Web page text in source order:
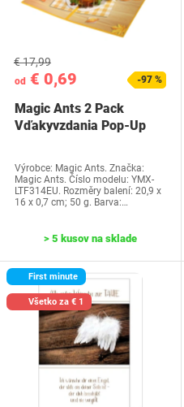
od € 0,69
€ 17,99
-97 %
Magic Ants 2 Pack
Vďakyvzdania Pop-Up
Výrobce: Magic Ants. Značka:
Magic Ants. Číslo modelu: YMX-
LTF314EU. Rozměry balení: 20,9 x
16 x 0,7 cm; 50 g. Barva:…
> 5 kusov na sklade
First minute
Všetko za € 1